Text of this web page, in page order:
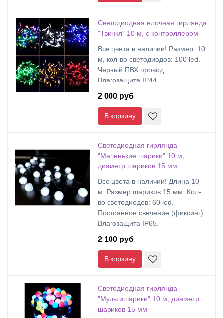
Светодиодная елочная гирлянда
"Твинкл" 10 м, с контроллером
Все цвета в наличии! Размер: 10
м, кол-во светодиодов: 100 led.
Черный ПВХ провод.
Влагозащита IP44.
2 000 руб
В корзину
Светодиодная гирлянда
"Маленькие шарики" 10 м,
диаметр шариков 15 мм
Все цвета в наличии! Длина 10
м. Размер шариков 15 мм. Кол-
во светодиодов: 60 led.
Постоянное свечение (фиксинг).
Влагозащита IP65.
2 100 руб
В корзину
Светодиодная гирлянда
"Мультишарики" 10 м, диаметр
шариков 15 мм